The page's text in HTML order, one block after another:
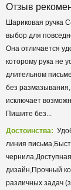
Отзыв
Шариковая ручка
выбор для
Она отличается
которому рука не
длительном
без
исключает
Пишите без...
Достоинства:
линия
дизайн,Прочный
различных задач